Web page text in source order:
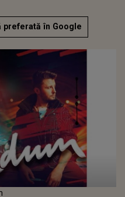
preferată în Google